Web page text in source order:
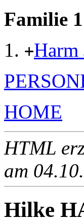
Familie 1
+Harm
HOME
HTML
am
Hilke